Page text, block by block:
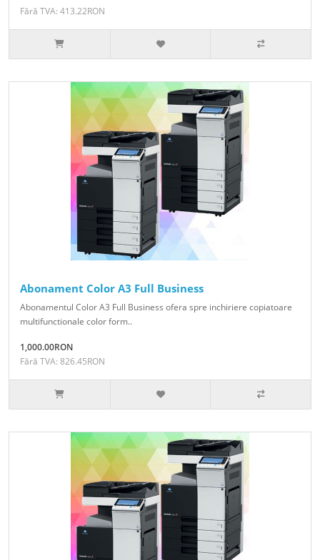
Fără TVA: 413.22RON
Abonament Color A3 Full Business
Abonamentul Color A3 Full Business ofera spre inchiriere copiatoare
multifunctionale color form..
1,000.00RON
Fără TVA: 826.45RON